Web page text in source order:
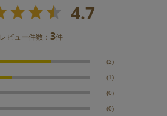
4.7
レビュー件数：3件
(2)
(1)
(0)
(0)